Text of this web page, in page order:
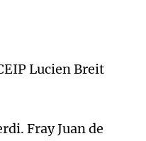
Lucien Breit
Fray Juan de